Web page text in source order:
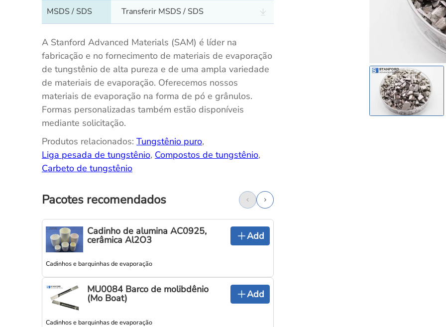
MSDS / SDS Transferir MSDS / SDS
A Stanford Advanced Materials (SAM) é líder na
fabricação e no fornecimento de materiais de evaporação
de tungstênio de alta pureza e de uma ampla variedade
de materiais de evaporação. Oferecemos nossos
materiais de evaporação na forma de pó e grânulos.
Formas personalizadas também estão disponíveis
mediante solicitação.
Produtos relacionados: Tungstênio puro,
Liga pesada de tungstênio, Compostos de tungstênio,
Carbeto de tungstênio
Pacotes recomendados
Cadinho de alumina AC0925,
cerâmica Al2O3 Add
Cadinhos e barquinhas de evaporação
MU0084 Barco de molibdênio
(Mo Boat) Add
Cadinhos e barquinhas de evaporação